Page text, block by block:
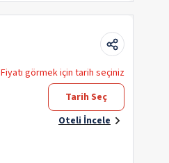
Fiyatı görmek için tarih seçiniz
Tarih Seç
Oteli İncele